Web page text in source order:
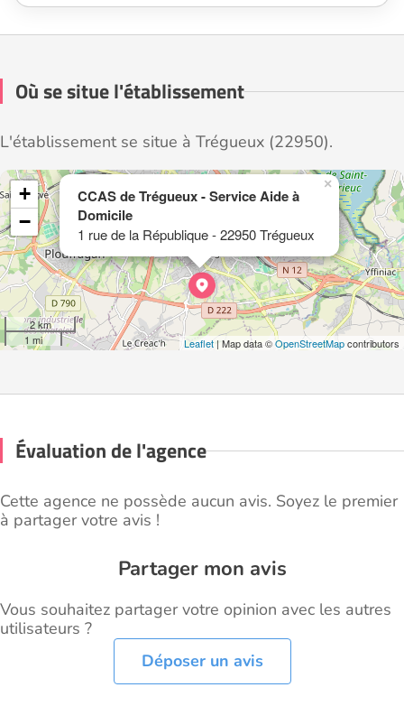
Où se situe l'établissement
L'établissement se situe à Trégueux (22950).
CCAS de Trégueux - Service Aide à
Domicile
1 rue de la République - 22950 Trégueux
×
+
−
2 km
1 mi
Leaflet | Map data ©OpenStreetMapcontributors
Évaluation de l'agence
Cette agence ne possède aucun avis. Soyez le premier
à partager votre avis !
Partager mon avis
Vous souhaitez partager votre opinion avec les autres
utilisateurs ?
Déposer un avis